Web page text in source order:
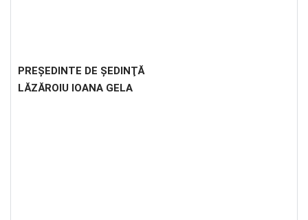
PREŞEDINTE DE ŞEDINŢĂ
LĂZĂROIU IOANA GELA